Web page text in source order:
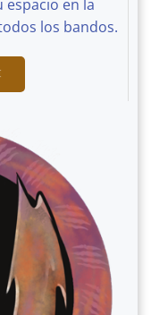
en la
los bandos.